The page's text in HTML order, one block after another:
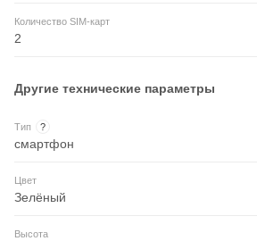
Количество SIM-карт
2
Другие технические параметры
Тип ?
смартфон
Цвет
Зелёный
Высота